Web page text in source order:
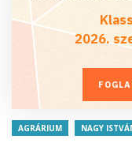
2026.
AGRÁRIUM NAGY